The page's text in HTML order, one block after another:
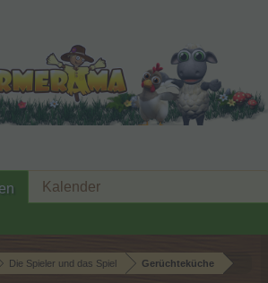
Die Spieler und das Spiel Gerüchteküche
Kalender